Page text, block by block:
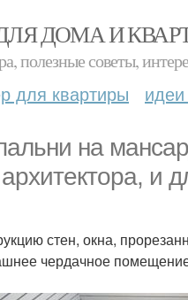
ДОМА И
полезные советы,
для квартиры
на
и
стен, окна,
чердачное